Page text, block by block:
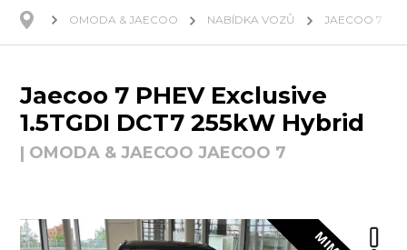
OMODA & JAECOO NABÍDKA VOZŮ JAECOO 7
Jaecoo 7 PHEV Exclusive
1.5TGDI DCT7 255kW Hybrid
| OMODA & JAECOO JAECOO 7